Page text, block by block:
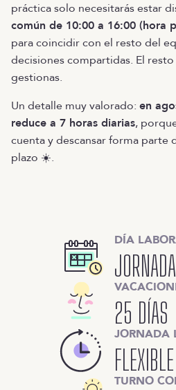
práctica solo necesitarás estar
común de 10:00 a 16:00 (hora
para coincidir con el resto del
decisiones compartidas. El
gestionas.
Un detalle muy valorado: en
reduce a 7 horas diarias,
cuenta y descansar forma parte
plazo ☀️.
DÍA
25 DÍAS
JORNADA
FLEXIBLE
TURNO